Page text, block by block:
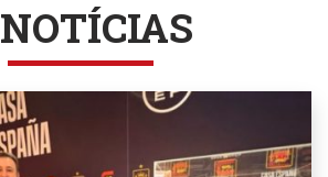
NOTÍCIAS